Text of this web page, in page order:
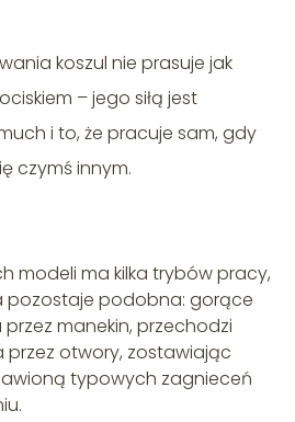
koszul nie prasuje jak
– jego siłą jest
i to, że pracuje sam, gdy
czymś innym.
modeli ma kilka trybów pracy,
pozostaje podobna: gorące
manekin, przechodzi
przez otwory, zostawiając
typowych zagnieceń